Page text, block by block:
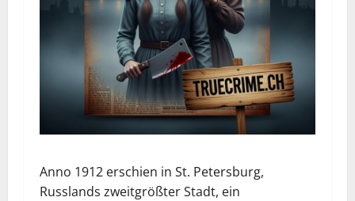
Anno 1912 erschien in St. Petersburg,
Russlands zweitgrößter Stadt, ein